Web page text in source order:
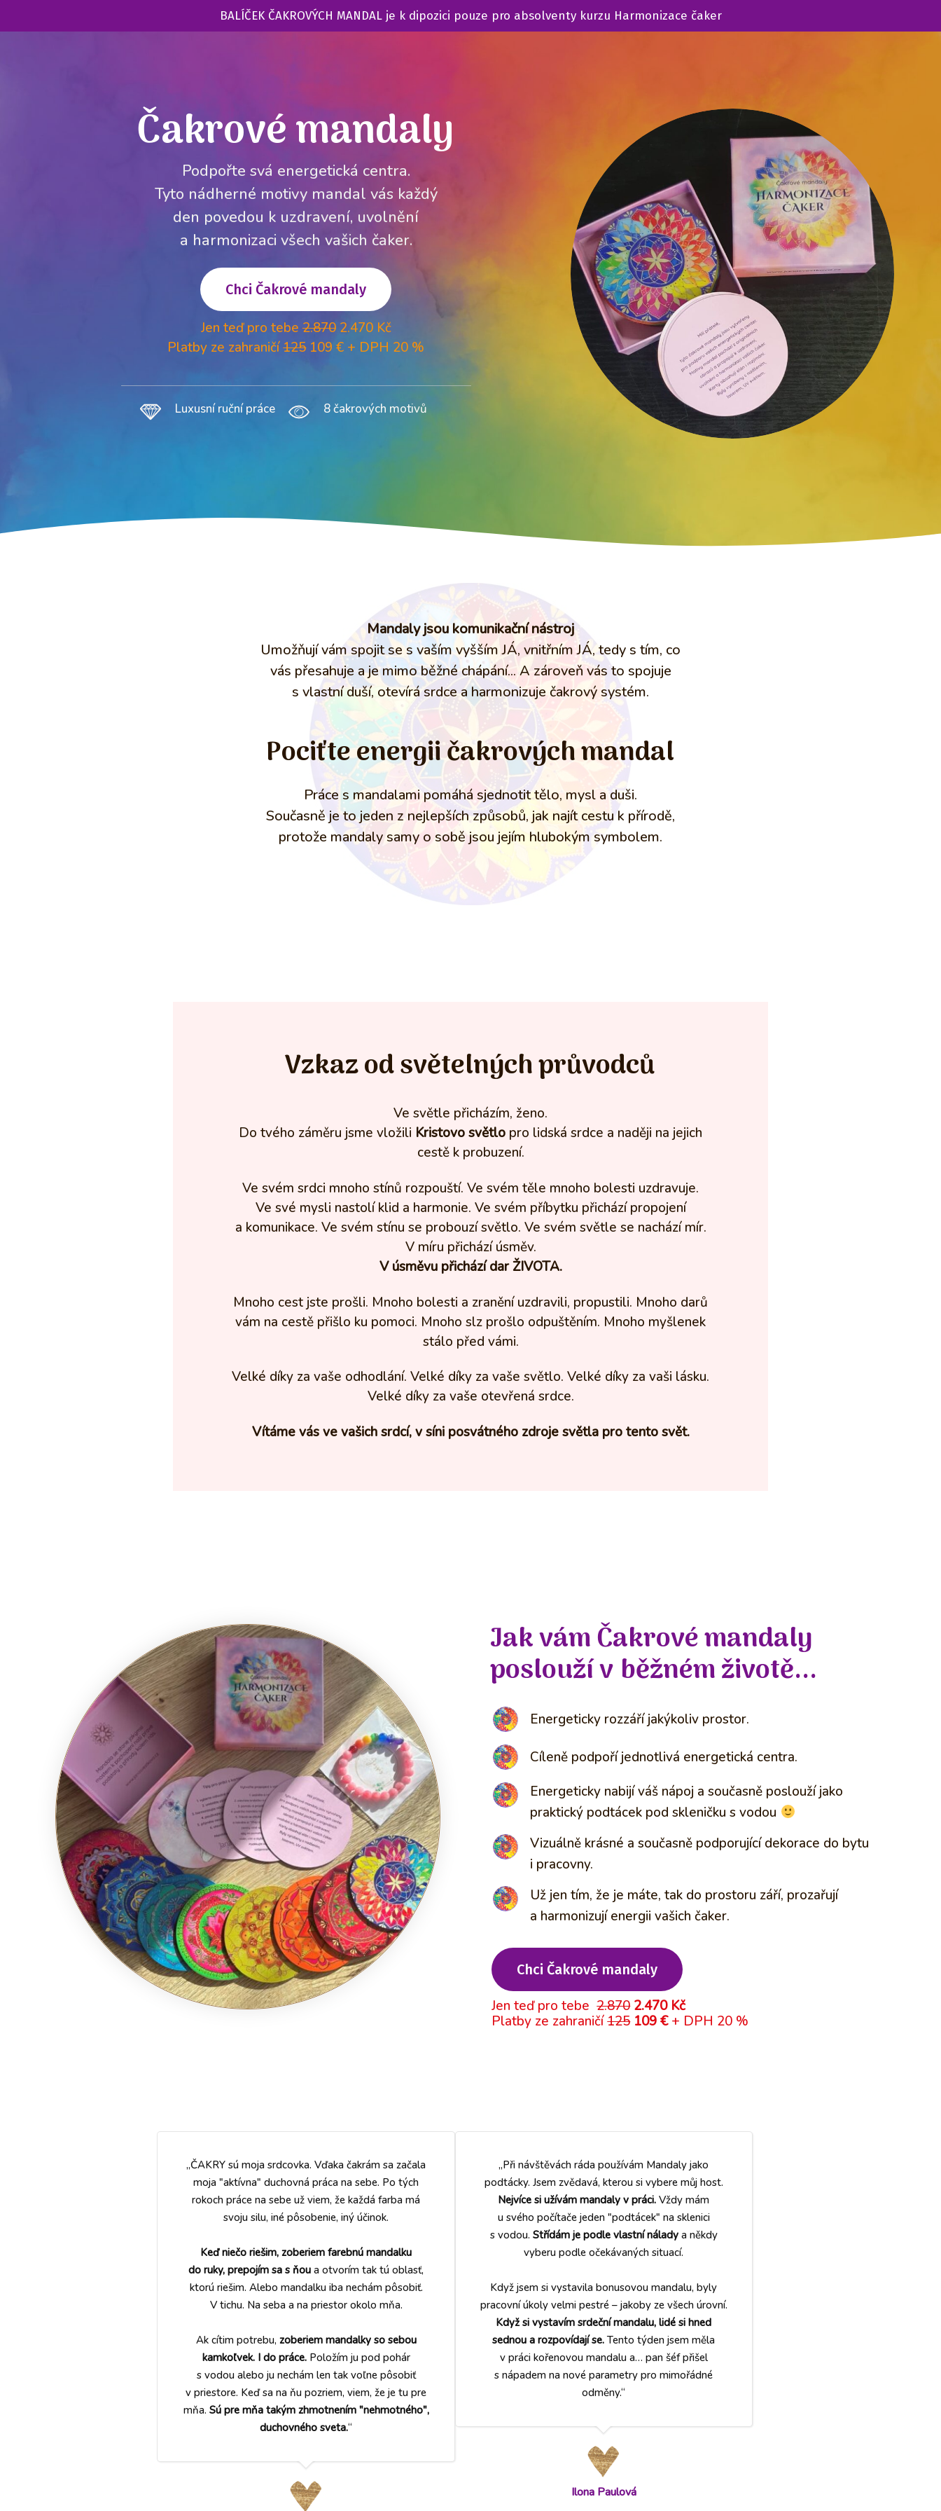
BALÍČEK ČAKROVÝCH MANDAL je k dipozici pouze pro absolventy kurzu Harmonizace čaker
Čakrové mandaly
Podpořte svá energetická centra.
Tyto nádherné motivy mandal vás každý
den povedou k uzdravení, uvolnění
a harmonizaci všech vašich čaker.
Chci Čakrové mandaly
Jen teď pro tebe2.8702.470 Kč
Platby ze zahraničí125109 € + DPH 20 %
Luxusní ruční práce 8 čakrových motivů
Mandaly jsou komunikační nástroj
Umožňují vám spojit se s vaším vyšším JÁ, vnitřním JÁ, tedy s tím, co
vás přesahuje a je mimo běžné chápání... A zároveň vás to spojuje
s vlastní duší, otevírá srdce a harmonizuje čakrový systém.
Pociťte energii čakrových mandal
Práce s mandalami pomáhá sjednotit tělo, mysl a duši.
Současně je to jeden z nejlepších způsobů, jak najít cestu k přírodě,
protože mandaly samy o sobě jsou jejím hlubokým symbolem.
Vzkaz od světelných průvodců
Ve světle přicházím, ženo.
Do tvého záměru jsme vložili Kristovo světlo pro lidská srdce a naději na jejich
cestě k probuzení.
Ve svém srdci mnoho stínů rozpouští. Ve svém těle mnoho bolesti uzdravuje.
Ve své mysli nastolí klid a harmonie. Ve svém příbytku přichází propojení
a komunikace. Ve svém stínu se probouzí světlo. Ve svém světle se nachází mír.
V míru přichází úsměv.
V úsměvu přichází dar ŽIVOTA.
Mnoho cest jste prošli. Mnoho bolesti a zranění uzdravili, propustili. Mnoho darů
vám na cestě přišlo ku pomoci. Mnoho slz prošlo odpuštěním. Mnoho myšlenek
stálo před vámi.
Velké díky za vaše odhodlání. Velké díky za vaše světlo. Velké díky za vaši lásku.
Velké díky za vaše otevřená srdce.
Vítáme vás ve vašich srdcí, v síni posvátného zdroje světla pro tento svět.
Jak vám Čakrové mandaly
poslouží v běžném životě...
Energeticky rozzáří jakýkoliv prostor.
Cíleně podpoří jednotlivá energetická centra.
Energeticky nabijí váš nápoj a současně poslouží jako
praktický podtácek pod skleničku s vodou
Vizuálně krásné a současně podporující dekorace do bytu
i pracovny.
Už jen tím, že je máte, tak do prostoru září, prozařují
a harmonizují energii vašich čaker.
Chci Čakrové mandaly
Jen teď pro tebe2.870 2.470 Kč
Platby ze zahraničí125 109 €+ DPH 20 %
„ČAKRY sú moja srdcovka. Vďaka čakrám sa začala
moja "aktívna" duchovná práca na sebe. Po tých
rokoch práce na sebe už viem, že každá farba má
svoju silu, iné pôsobenie, iný účinok.
Keď niečo riešim, zoberiem farebnú mandalku
do ruky, prepojím sa s ňou a otvorím tak tú oblasť,
ktorú riešim. Alebo mandalku iba nechám pôsobiť.
V tichu. Na seba a na priestor okolo mňa.
Ak cítim potrebu, zoberiem mandalky so sebou
kamkoľvek. I do práce.Položím ju pod pohár
s vodou alebo ju nechám len tak voľne pôsobiť
v priestore. Keď sa na ňu pozriem, viem, že je tu pre
mňa. Sú pre mňa takým zhmotnením "nehmotného",
duchovného sveta.“
„Při návštěvách ráda používám Mandaly jako
podtácky. Jsem zvědavá, kterou si vybere můj host.
Nejvíce si užívám mandaly v práci. Vždy mám
u svého počítače jeden "podtácek" na sklenici
s vodou. Střídám je podle vlastní náladya někdy
vyberu podle očekávaných situací.
Když jsem si vystavila bonusovou mandalu, byly
pracovní úkoly velmi pestré – jakoby ze všech úrovní.
Když si vystavím srdeční mandalu, lidé si hned
sednou a rozpovídají se. Tento týden jsem měla
v práci kořenovou mandalu a… pan šéf přišel
s nápadem na nové parametry pro mimořádné
odměny.“
Ilona Paulová